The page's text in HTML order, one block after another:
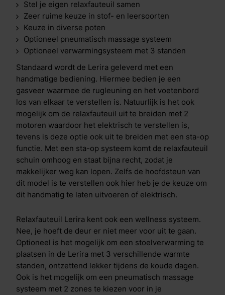
Stel je eigen relaxfauteuil samen
Zeer ruime keuze in stof- en leersoorten
Keuze in diverse poten
Optioneel pneumatisch massage systeem
Optioneel verwarmingsysteem met 3 standen
Standaard wordt de Lerira geleverd met een
handmatige bediening. Hiermee bedien je een
gasveer waarmee de rugleuning en het voetenbord
los van elkaar te verstellen is. Natuurlijk is het ook
mogelijk om de relaxfauteuil uit te breiden met 2
motoren waardoor het elektrisch te verstellen is,
tevens is deze optie ook uit te breiden met een sta-op
functie. Met een sta-op systeem komt de relaxfauteuil
schuin omhoog en staat bijna recht, zodat je
makkelijker weg kan lopen. Zelfs de hoofdsteun van
dit model is te verstellen ook hier heb je de keuze om
dit handmatig te laten uitvoeren of elektrisch.
Relaxfauteuil Lerira kent ook een wellness systeem.
Nee, je hoeft de deur er niet meer voor uit te gaan.
Optioneel is het mogelijk om een stoelverwarming te
plaatsen in de Lerira met 3 verschillende warmte
standen, ontzettend lekker tijdens de koude dagen.
Ook is het mogelijk om een pneumatisch massage
systeem met 2 zones te kiezen voor in je